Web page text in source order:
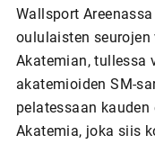
Wallsport
oululaisten
Akatemian, tullessa
akatemioiden SM-
pelatessaan
Akatemia, joka siis